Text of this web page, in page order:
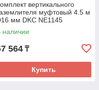
вертикального
муфтовый 4.5 м
мм DKC NE1145
сталь
наличии
564 ₸
Купить